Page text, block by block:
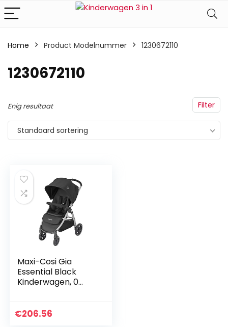
Home Product Modelnummer ‎1230672110
‎1230672110
Filter
Enig resultaat
Standaard sortering
Maxi-Cosi Gia
Essential Black
Kinderwagen, 0
inklapbaar,
€206.56